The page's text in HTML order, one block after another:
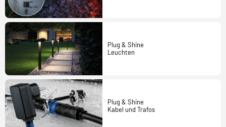
Plug & Shine
Leuchten
Plug & Shine
Kabel und Trafos